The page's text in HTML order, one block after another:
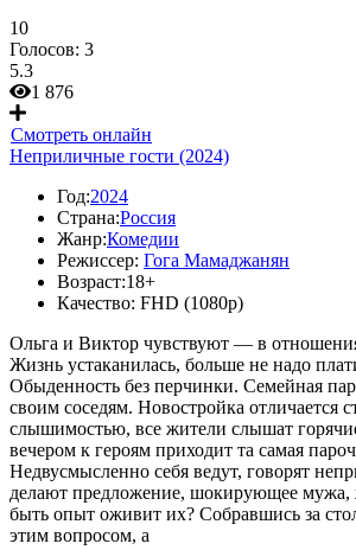
10
Голосов: 3
5.3
1 876
Смотреть онлайн
Неприличные гости (2024)
Год:2024
Страна:Россия
Жанр:Комедии
Режиссер: Гога Мамаджанян
Возраст:18+
Качество: FHD (1080p)
Ольга и Виктор чувствуют — в
Жизнь устаканилась, больше не надо
Обыденность без перчинки. Семейная
своим соседям. Новостройка отличается
слышимостью, все жители слышат
вечером к героям приходит та самая
Недвусмысленно себя ведут, говорят
делают предложение, шокирующее
быть опыт оживит их? Собравшись за
этим вопросом, а